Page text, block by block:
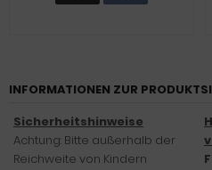
INFORMATIONEN ZUR
Sicherheitshinweise
Achtung: Bitte außerhalb der
Reichweite von Kindern